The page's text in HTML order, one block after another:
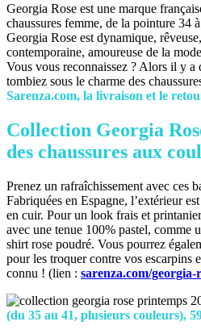
Georgia Rose est une marque
chaussures femme, de la pointure 34
Georgia Rose est dynamique,
contemporaine, amoureuse de la
Vous vous reconnaissez ? Alors il y a
tombiez sous le charme des
Sarenza.com, la livraison et le
Collection Georgia
des chaussures aux
Prenez un rafraîchissement avec ces
Fabriquées en Espagne, l’extérieur
en cuir. Pour un look frais et
avec une tenue 100% pastel, comme
shirt rose poudré. Vous pourrez
pour les troquer contre vos escarpins
connu ! (lien : sarenza.com/georgia-
(du 35 au 41, plusieurs couleurs),